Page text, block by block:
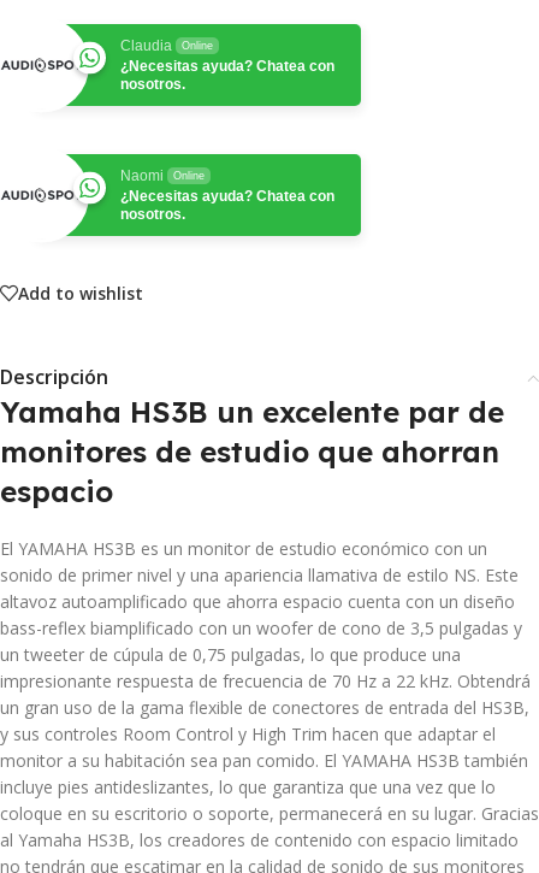
Claudia Online
¿Necesitas ayuda? Chatea con
nosotros.
Naomi Online
¿Necesitas ayuda? Chatea con
nosotros.
Add to wishlist
Descripción
Yamaha HS3B un excelente par de
monitores de estudio que ahorran
espacio
El YAMAHA HS3B es un monitor de estudio económico con un
sonido de primer nivel y una apariencia llamativa de estilo NS. Este
altavoz autoamplificado que ahorra espacio cuenta con un diseño
bass-reflex biamplificado con un woofer de cono de 3,5 pulgadas y
un tweeter de cúpula de 0,75 pulgadas, lo que produce una
impresionante respuesta de frecuencia de 70 Hz a 22 kHz. Obtendrá
un gran uso de la gama flexible de conectores de entrada del HS3B,
y sus controles Room Control y High Trim hacen que adaptar el
monitor a su habitación sea pan comido. El YAMAHA HS3B también
incluye pies antideslizantes, lo que garantiza que una vez que lo
coloque en su escritorio o soporte, permanecerá en su lugar. Gracias
al Yamaha HS3B, los creadores de contenido con espacio limitado
no tendrán que escatimar en la calidad de sonido de sus monitores